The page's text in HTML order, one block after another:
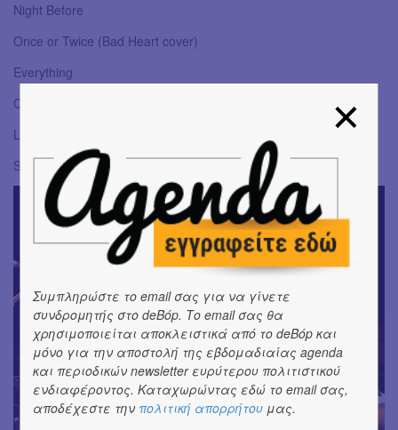
Night Before
Once or Twice (Bad Heart cover)
Everything
Colors (Black Pumas cover)
Lunch Break
Skate (Bruno Mars cover)
Συμπληρώστε το email σας για να γίνετε
συνδρομητής στο deBόp. Το email σας θα
χρησιμοποιείται αποκλειστικά από το deBόp και
μόνο για την αποστολή της εβδομαδιαίας agenda
και περιοδικών newsletter ευρύτερου πολιτιστικού
ενδιαφέροντος. Καταχωρώντας εδώ το email σας,
αποδέχεστε την πολιτική απορρήτου μας.